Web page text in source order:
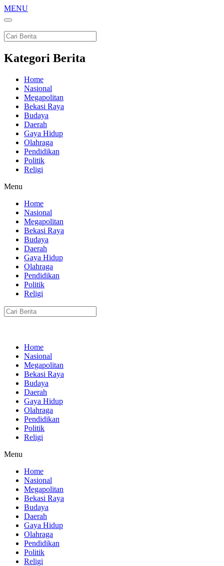
MENU
Kategori Berita
Home
Nasional
Megapolitan
Bekasi Raya
Budaya
Daerah
Gaya Hidup
Olahraga
Pendidikan
Politik
Religi
Menu
Home
Nasional
Megapolitan
Bekasi Raya
Budaya
Daerah
Gaya Hidup
Olahraga
Pendidikan
Politik
Religi
Home
Nasional
Megapolitan
Bekasi Raya
Budaya
Daerah
Gaya Hidup
Olahraga
Pendidikan
Politik
Religi
Menu
Home
Nasional
Megapolitan
Bekasi Raya
Budaya
Daerah
Gaya Hidup
Olahraga
Pendidikan
Politik
Religi